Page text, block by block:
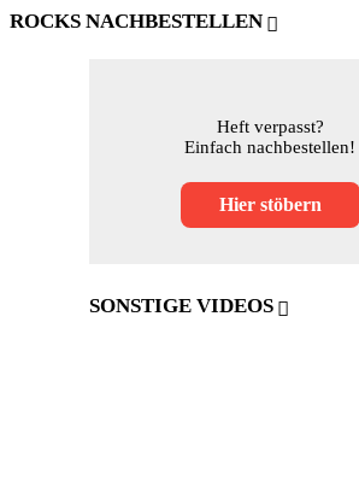
ROCKS NACHBESTELLEN
Heft verpasst?
Einfach nachbestellen!
Hier stöbern
SONSTIGE VIDEOS